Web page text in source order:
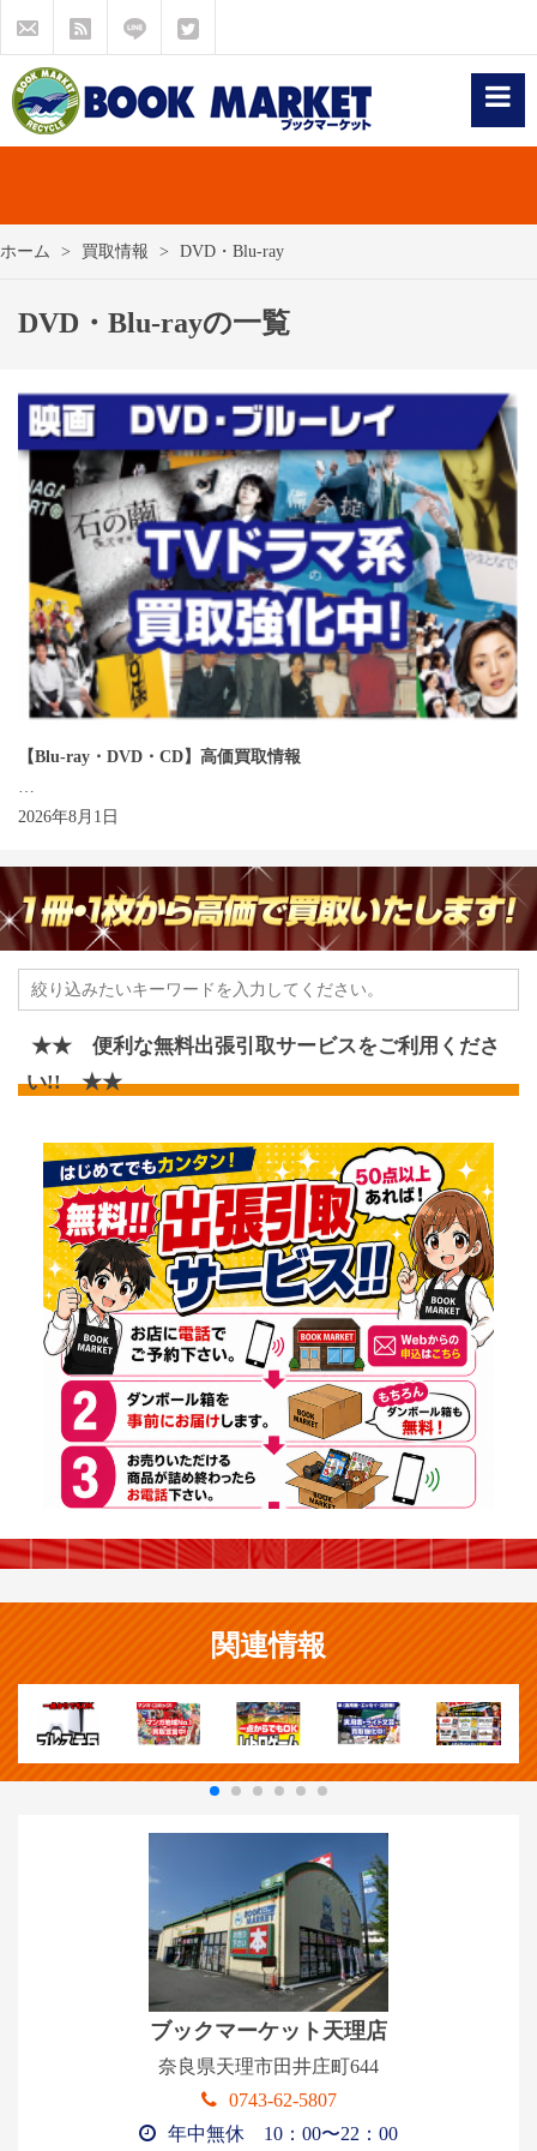
ホーム 買取情報 DVD・Blu-ray
DVD・Blu-rayの一覧
【Blu-ray・DVD・CD】高価買取情報
2026年8月1日
★★ 便利な無料出張引取サービスをご利用くださ
い!! ★★
今なら専用ダンボール箱を無料で何箱でもお届けします!!
ご迷惑をお掛けいたしますが、現在ブックマーケット天理
店のみ出張引取は中止しています。
↓↓↓ ネットからのお申し込みは専用サイトをご利用下さい。
■無料出張引取専用フォーム■
公式アイドルグッズの買取強化中です!!
関連情報
ブックマーケット天理店
奈良県天理市田井庄町644
0743-62-5807
年中無休 10：00〜22：00